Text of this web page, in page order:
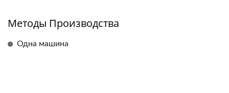
Методы Производства
Одна машина